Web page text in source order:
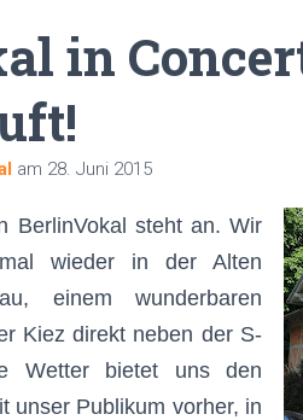
in
am 28. Juni 2015
BerlinVokal steht an. Wir
wieder in der Alten
einem wunderbaren
Kiez direkt neben der S-
Wetter bietet uns den
unser Publikum vorher, in